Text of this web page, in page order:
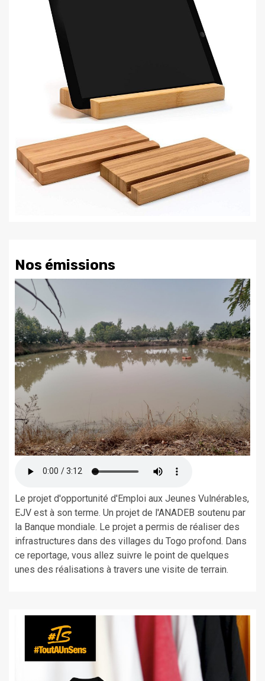
Nos émissions
Le projet d'opportunité d'Emploi aux Jeunes Vulnérables,
EJV est à son terme. Un projet de l'ANADEB soutenu par
la Banque mondiale. Le projet a permis de réaliser des
infrastructures dans des villages du Togo profond. Dans
ce reportage, vous allez suivre le point de quelques
unes des réalisations à travers une visite de terrain.